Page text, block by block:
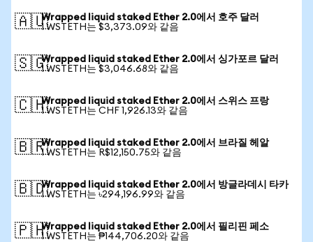
🇦🇺Wrapped liquid staked Ether 2.0에서 호주 달러
1 WSTETH는 $3,373.09와 같음
🇸🇬Wrapped liquid staked Ether 2.0에서 싱가포르 달러
1 WSTETH는 $3,046.68와 같음
🇨🇭Wrapped liquid staked Ether 2.0에서 스위스 프랑
1 WSTETH는 CHF 1,926.13와 같음
🇧🇷Wrapped liquid staked Ether 2.0에서 브라질 헤알
1 WSTETH는 R$12,150.75와 같음
🇧🇩Wrapped liquid staked Ether 2.0에서 방글라데시 타카
1 WSTETH는 ৳294,196.99와 같음
🇵🇭Wrapped liquid staked Ether 2.0에서 필리핀 페소
1 WSTETH는 ₱144,706.20와 같음